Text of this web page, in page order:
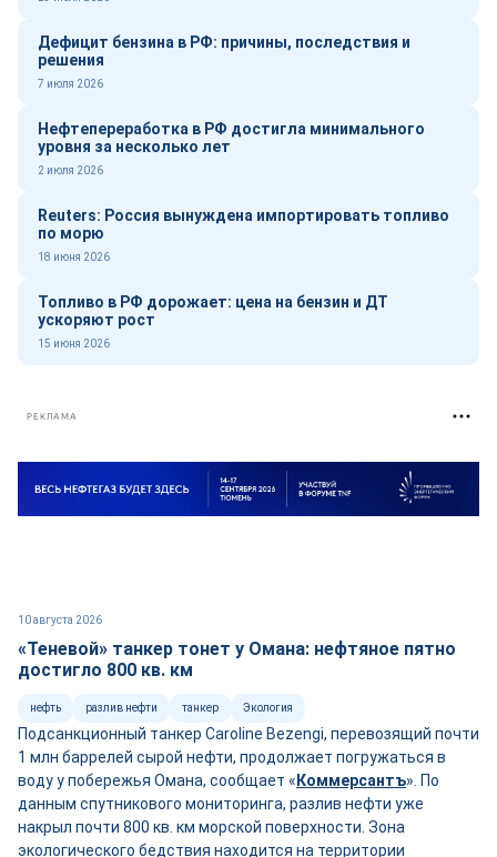
Дефицит бензина в РФ: причины, последствия и
решения
7 июля 2026
Нефтепереработка в РФ достигла минимального
уровня за несколько лет
2 июля 2026
Reuters: Россия вынуждена импортировать топливо
по морю
18 июня 2026
Топливо в РФ дорожает: цена на бензин и ДТ
ускоряют рост
15 июня 2026
РЕКЛАМА
10 августа 2026
«Теневой» танкер тонет у Омана: нефтяное пятно
достигло 800 кв. км
нефть разлив нефти танкер Экология
Подсанкционный танкер Caroline Bezengi, перевозящий почти
1 млн баррелей сырой нефти, продолжает погружаться в
воду у побережья Омана, сообщает « Коммерсантъ». По
данным спутникового мониторинга, разлив нефти уже
накрыл почти 800 кв. км морской поверхности. Зона
экологического бедствия находится на территории